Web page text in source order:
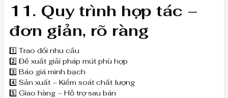
11. Quy trình hợp tác –
đơn giản, rõ ràng
1️⃣ Trao đổi nhu cầu
2️⃣ Đề xuất giải pháp mút phù hợp
3️⃣ Báo giá minh bạch
4️⃣ Sản xuất – Kiểm soát chất lượng
5️⃣ Giao hàng – Hỗ trợ sau bán